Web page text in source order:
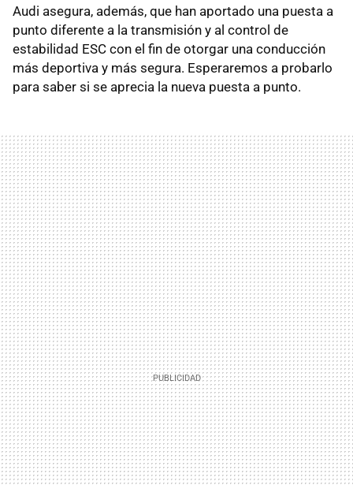
Audi asegura, además, que han aportado una puesta a
punto diferente a la transmisión y al control de
estabilidad ESC con el fin de otorgar una conducción
más deportiva y más segura. Esperaremos a probarlo
para saber si se aprecia la nueva puesta a punto.